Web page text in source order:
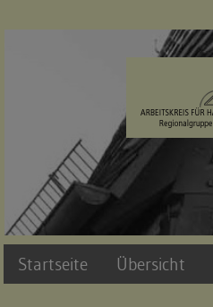
Startseite Übersicht